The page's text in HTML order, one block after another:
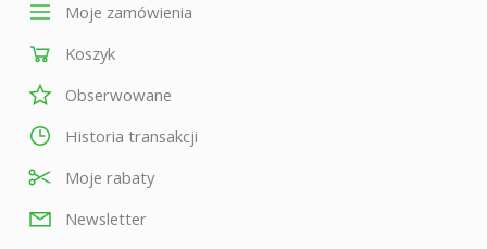
Moje zamówienia
Koszyk
Obserwowane
Historia transakcji
Moje rabaty
Newsletter